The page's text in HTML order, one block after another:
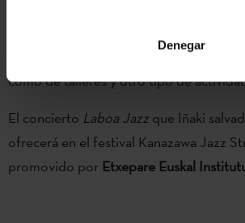
Denegar
jazz durante estos tres días, tanto en
como de talleres y otro tipo de
El concierto Laboa Jazz que Iñaki
ofrecerá en el festival Kanazawa Jazz
promovido por Etxepare Euskal